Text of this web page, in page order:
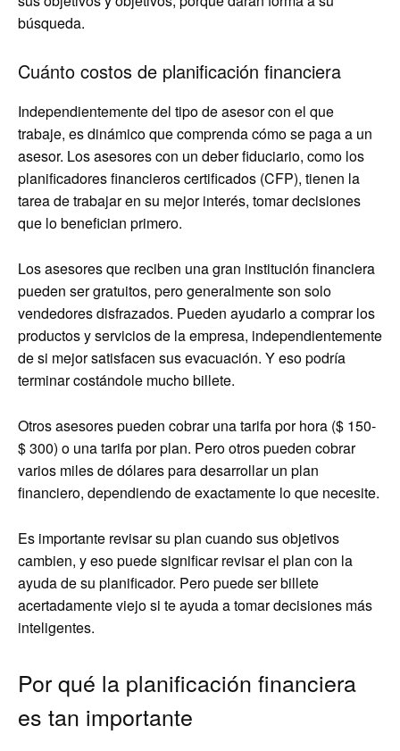
búsqueda.
Cuánto costos de planificación financiera
Independientemente del tipo de asesor con el que
trabaje, es dinámico que comprenda cómo se paga a un
asesor. Los asesores con un deber fiduciario, como los
planificadores financieros certificados (CFP), tienen la
tarea de trabajar en su mejor interés, tomar decisiones
que lo benefician primero.
Los asesores que reciben una gran institución financiera
pueden ser gratuitos, pero generalmente son solo
vendedores disfrazados. Pueden ayudarlo a comprar los
productos y servicios de la empresa, independientemente
de si mejor satisfacen sus evacuación. Y eso podría
terminar costándole mucho billete.
Otros asesores pueden cobrar una tarifa por hora ($ 150-
$ 300) o una tarifa por plan. Pero otros pueden cobrar
varios miles de dólares para desarrollar un plan
financiero, dependiendo de exactamente lo que necesite.
Es importante revisar su plan cuando sus objetivos
cambien, y eso puede significar revisar el plan con la
ayuda de su planificador. Pero puede ser billete
acertadamente viejo si te ayuda a tomar decisiones más
inteligentes.
Por qué la planificación financiera
es tan importante